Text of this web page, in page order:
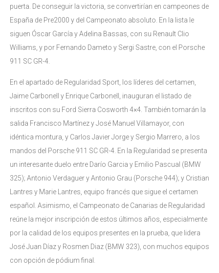
puerta. De conseguir la victoria, se convertirían en campeones de
España de Pre2000 y del Campeonato absoluto. En la lista le
siguen Óscar García y Adelina Bassas, con su Renault Clio
Williams, y por Fernando Dameto y Sergi Sastre, con el Porsche
911 SC GR-4.
En el apartado de Regularidad Sport, los líderes del certamen,
Jaime Carbonell y Enrique Carbonell, inauguran el listado de
inscritos con su Ford Sierra Cosworth 4×4. También tomarán la
salida Francisco Martínez y José Manuel Villamayor, con
idéntica montura, y Carlos Javier Jorge y Sergio Marrero, a los
mandos del Porsche 911 SC GR-4. En la Regularidad se presenta
un interesante duelo entre Darío Garcia y Emilio Pascual (BMW
325); Antonio Verdaguer y Antonio Grau (Porsche 944); y Cristian
Lantres y Marie Lantres, equipo francés que sigue el certamen
español. Asimismo, el Campeonato de Canarias de Regularidad
reúne la mejor inscripción de estos últimos años, especialmente
por la calidad de los equipos presentes en la prueba, que lidera
José Juan Díaz y Rosmen Diaz (BMW 323), con muchos equipos
con opción de pódium final.